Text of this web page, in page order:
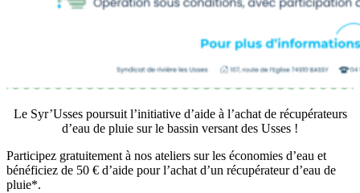
Le Syr’Usses poursuit l’initiative d’aide à l’achat de récupérateurs
d’eau de pluie sur le bassin versant des Usses !
Participez gratuitement à nos ateliers sur les économies d’eau et
bénéficiez de 50 € d’aide pour l’achat d’un récupérateur d’eau de
pluie*.